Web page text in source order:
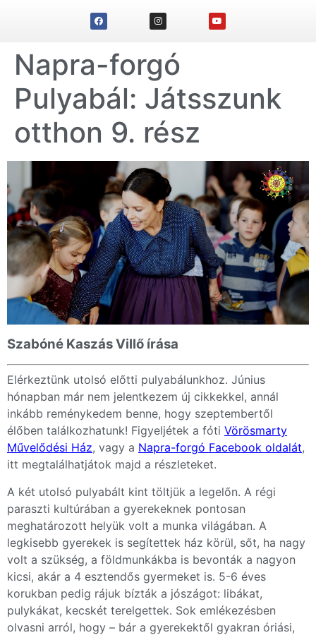
Napra-forgó
Pulyabál: Játsszunk
otthon 9. rész
Szabóné Kaszás Villő írása
Elérkeztünk utolsó előtti pulyabálunkhoz. Június
hónapban már nem jelentkezem új cikkekkel, annál
inkább reménykedem benne, hogy szeptembertől
élőben találkozhatunk! Figyeljétek a fóti Vörösmarty
Művelődési Ház, vagy a Napra-forgó Facebook oldalát,
itt megtalálhatjátok majd a részleteket.
A két utolsó pulyabált kint töltjük a legelőn. A régi
paraszti kultúrában a gyerekeknek pontosan
meghatározott helyük volt a munka világában. A
legkisebb gyerekek is segítettek ház körül, sőt, ha nagy
volt a szükség, a földmunkákba is bevonták a nagyon
kicsi, akár a 4 esztendős gyermeket is. 5-6 éves
korukban pedig rájuk bízták a jószágot: libákat,
pulykákat, kecskét terelgettek. Sok emlékezésben
olvasni arról, hogy – bár a gyerekektől gyakran óriási,